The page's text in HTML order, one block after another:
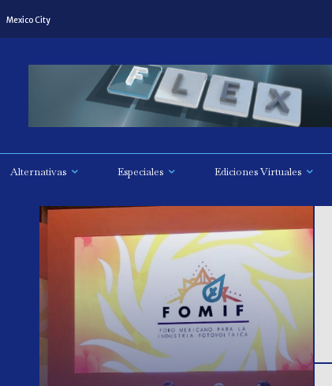
Mexico City
Alternativas Especiales Ediciones Virtuales